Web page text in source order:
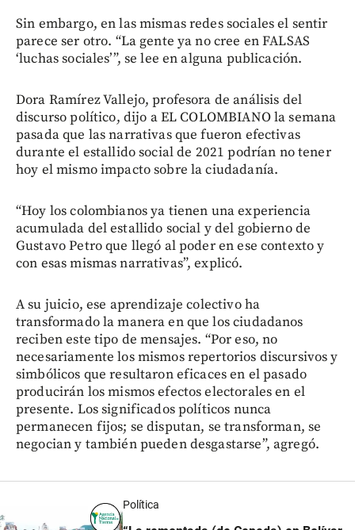
Sin embargo, en las mismas redes sociales el sentir
parece ser otro. “La gente ya no cree en FALSAS
‘luchas sociales’”, se lee en alguna publicación.
Dora Ramírez Vallejo, profesora de análisis del
discurso político, dijo a EL COLOMBIANO la semana
pasada que las narrativas que fueron efectivas
durante el estallido social de 2021 podrían no tener
hoy el mismo impacto sobre la ciudadanía.
“Hoy los colombianos ya tienen una experiencia
acumulada del estallido social y del gobierno de
Gustavo Petro que llegó al poder en ese contexto y
con esas mismas narrativas”, explicó.
A su juicio, ese aprendizaje colectivo ha
transformado la manera en que los ciudadanos
reciben este tipo de mensajes. “Por eso, no
necesariamente los mismos repertorios discursivos y
simbólicos que resultaron eficaces en el pasado
producirán los mismos efectos electorales en el
presente. Los significados políticos nunca
permanecen fijos; se disputan, se transforman, se
negocian y también pueden desgastarse”, agregó.
Política